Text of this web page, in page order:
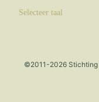
Selecteer taal
©2011-2026 Stichting